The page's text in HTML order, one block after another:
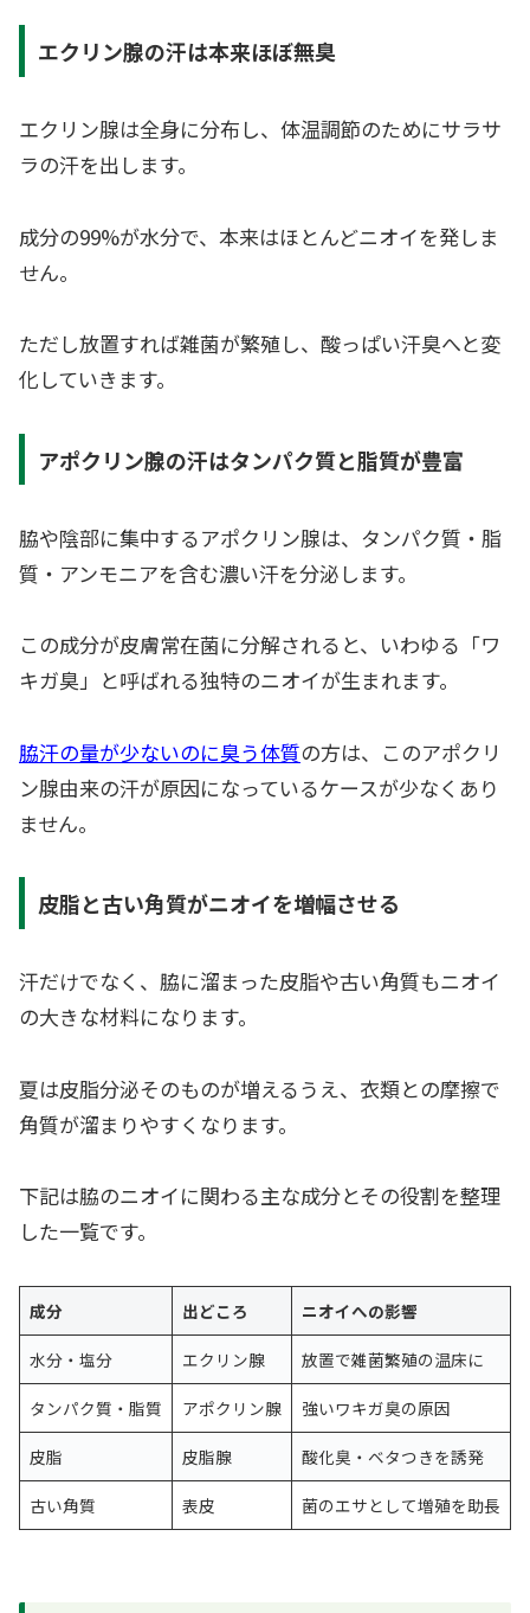
エクリン腺の汗は本来ほぼ無臭
エクリン腺は全身に分布し、体温調節のためにサラサ
ラの汗を出します。
成分の99%が水分で、本来はほとんどニオイを発しま
せん。
ただし放置すれば雑菌が繁殖し、酸っぱい汗臭へと変
化していきます。
アポクリン腺の汗はタンパク質と脂質が豊富
脇や陰部に集中するアポクリン腺は、タンパク質・脂
質・アンモニアを含む濃い汗を分泌します。
この成分が皮膚常在菌に分解されると、いわゆる「ワ
キガ臭」と呼ばれる独特のニオイが生まれます。
脇汗の量が少ないのに臭う体質の方は、このアポクリ
ン腺由来の汗が原因になっているケースが少なくあり
ません。
皮脂と古い角質がニオイを増幅させる
汗だけでなく、脇に溜まった皮脂や古い角質もニオイ
の大きな材料になります。
夏は皮脂分泌そのものが増えるうえ、衣類との摩擦で
角質が溜まりやすくなります。
下記は脇のニオイに関わる主な成分とその役割を整理
した一覧です。
成分 出どころ ニオイへの影響
水分・塩分 エクリン腺 放置で雑菌繁殖の温床に
タンパク質・脂質 アポクリン腺 強いワキガ臭の原因
皮脂 皮脂腺 酸化臭・ベタつきを誘発
古い角質 表皮 菌のエサとして増殖を助長